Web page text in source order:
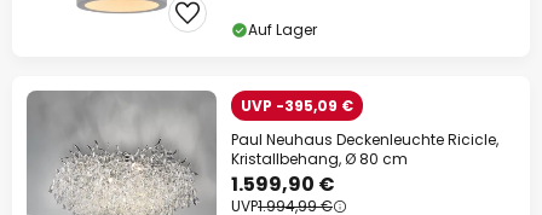
Auf Lager
UVP -395,09 €
Paul Neuhaus Deckenleuchte Ricicle,
Kristallbehang, Ø 80 cm
1.599,90 €
UVP1.994,99 €